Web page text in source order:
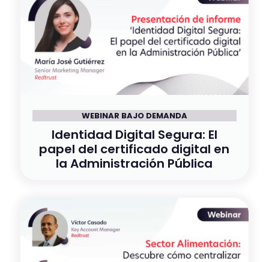
WEBINAR BAJO DEMANDA
Identidad Digital Segura: El
papel del certificado digital en
la Administración Pública